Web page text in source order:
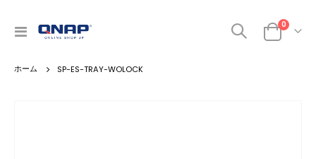
ナ
呼
カート
0
SP-ES-TRAY-WOLOCK